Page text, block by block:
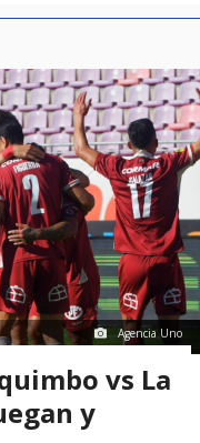
Agencia Uno
vs La
y